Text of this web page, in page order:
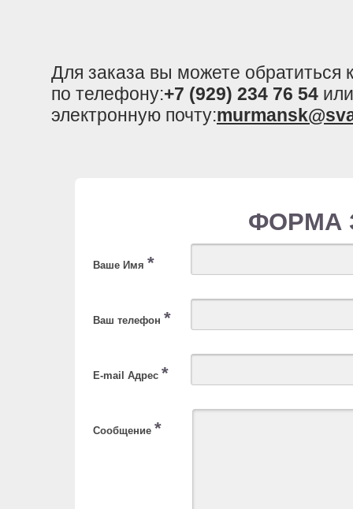
Для заказа вы можете
по телефону:+7 (929) 234 76 54
электронную почту:
ФОРМА
Ваше Имя *
Ваш телефон *
E-mail Адрес *
Сообщение *